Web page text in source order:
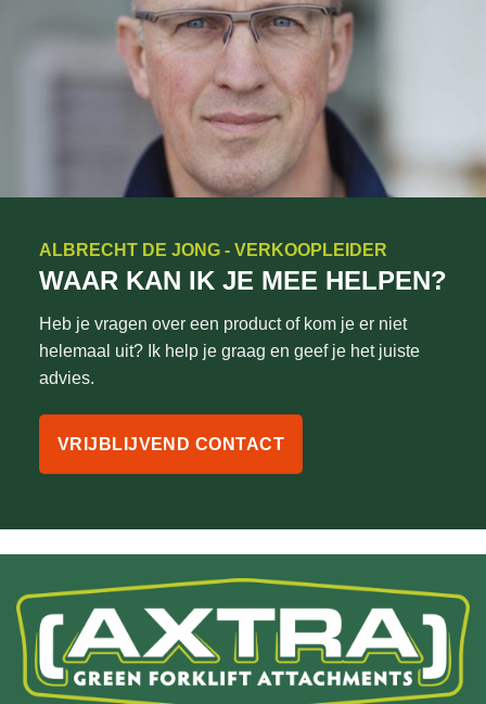
ALBRECHT DE JONG - VERKOOPLEIDER
WAAR KAN IK JE MEE HELPEN?
Heb je vragen over een product of kom je er niet
helemaal uit? Ik help je graag en geef je het juiste
advies.
VRIJBLIJVEND CONTACT